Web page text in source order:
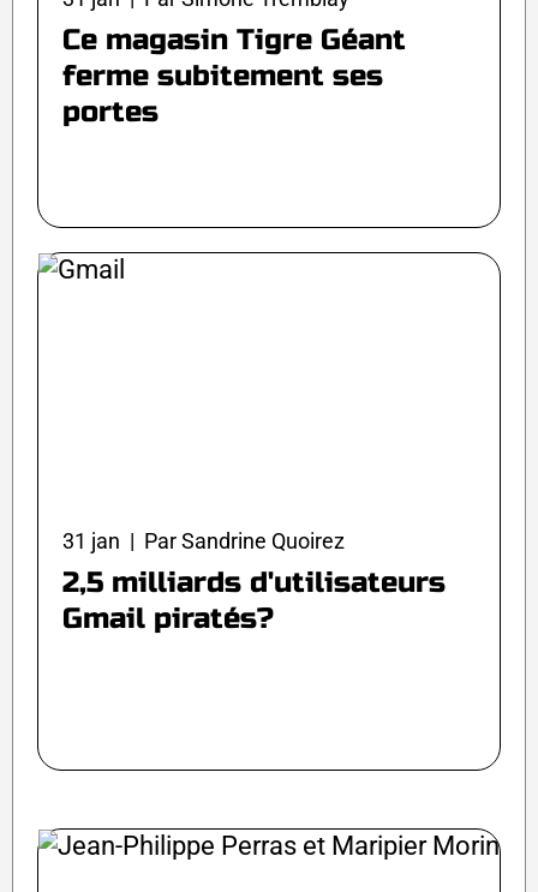
Ce magasin Tigre Géant
ferme subitement ses
portes
31 jan | Par Sandrine Quoirez
2,5 milliards d'utilisateurs
Gmail piratés?